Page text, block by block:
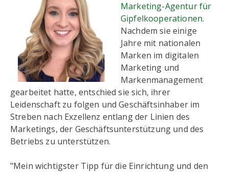
Marketing-Agentur für
Gipfelkooperationen.
Nachdem sie einige
Jahre mit nationalen
Marken im digitalen
Marketing und
Markenmanagement
gearbeitet hatte, entschied sie sich, ihrer
Leidenschaft zu folgen und Geschäftsinhaber im
Streben nach Exzellenz entlang der Linien des
Marketings, der Geschäftsunterstützung und des
Betriebs zu unterstützen.
"Mein wichtigster Tipp für die Einrichtung und den